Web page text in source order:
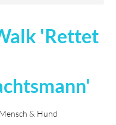
'Rettet
& Hund